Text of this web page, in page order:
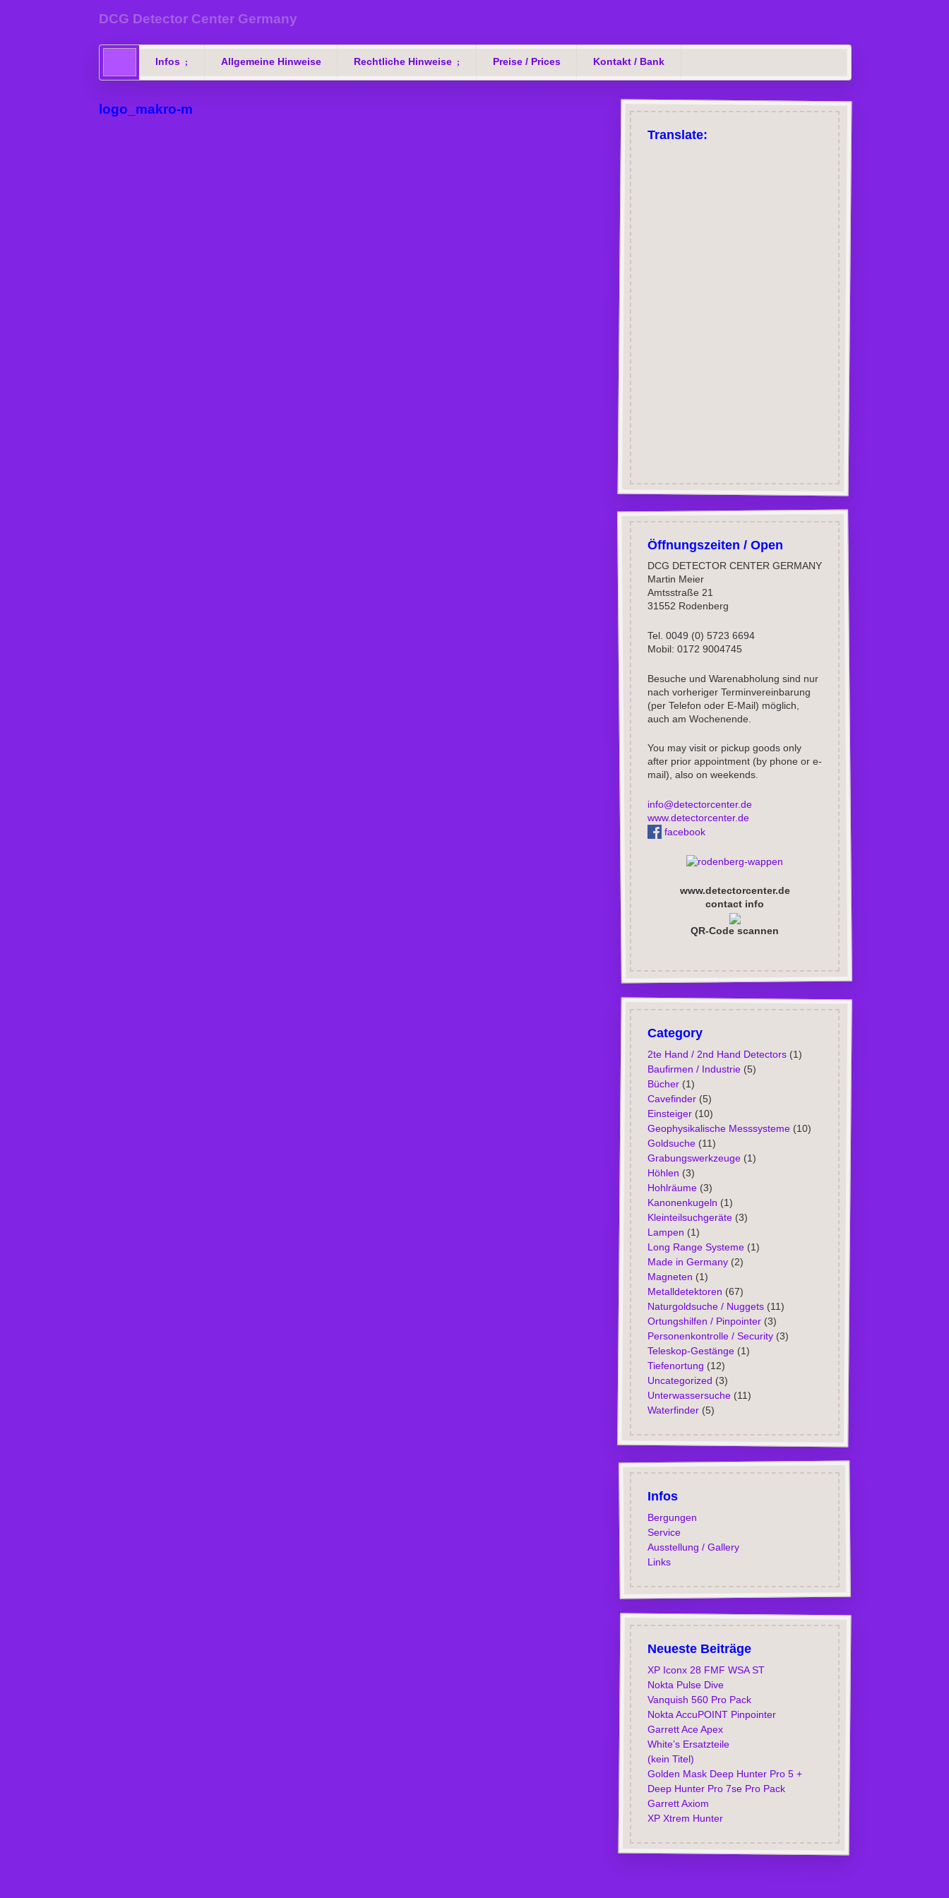
DCG Detector Center Germany
Infos Allgemeine Hinweise Rechtliche Hinweise Preise / Prices Kontakt / Bank
logo_makro-m
Translate:
Öffnungszeiten / Open
DCG DETECTOR CENTER GERMANY
Martin Meier
Amtsstraße 21
31552 Rodenberg
Tel. 0049 (0) 5723 6694
Mobil: 0172 9004745
Besuche und Warenabholung sind nur
nach vorheriger Terminvereinbarung
(per Telefon oder E-Mail) möglich,
auch am Wochenende.
You may visit or pickup goods only
after prior appointment (by phone or e-
mail), also on weekends.
info@detectorcenter.de
www.detectorcenter.de
facebook
www.detectorcenter.de
contact info
QR-Code scannen
Category
2te Hand / 2nd Hand Detectors(1)
Baufirmen / Industrie(5)
Bücher(1)
Cavefinder(5)
Einsteiger(10)
Geophysikalische Messsysteme(10)
Goldsuche(11)
Grabungswerkzeuge(1)
Höhlen (3)
Hohlräume(3)
Kanonenkugeln (1)
Kleinteilsuchgeräte(3)
Lampen (1)
Long Range Systeme(1)
Made in Germany(2)
Magneten (1)
Metalldetektoren (67)
Naturgoldsuche / Nuggets(11)
Ortungshilfen / Pinpointer(3)
Personenkontrolle / Security(3)
Teleskop-Gestänge(1)
Tiefenortung (12)
Uncategorized (3)
Unterwassersuche(11)
Waterfinder(5)
Infos
Bergungen
Service
Ausstellung / Gallery
Links
Neueste Beiträge
XP Iconx 28 FMF WSA ST
Nokta Pulse Dive
Vanquish 560 Pro Pack
Nokta AccuPOINT Pinpointer
Garrett Ace Apex
White’s Ersatzteile
(kein Titel)
Golden Mask Deep Hunter Pro 5 +
Deep Hunter Pro 7se Pro Pack
Garrett Axiom
XP Xtrem Hunter